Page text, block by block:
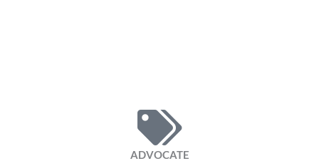
ADVOCATE